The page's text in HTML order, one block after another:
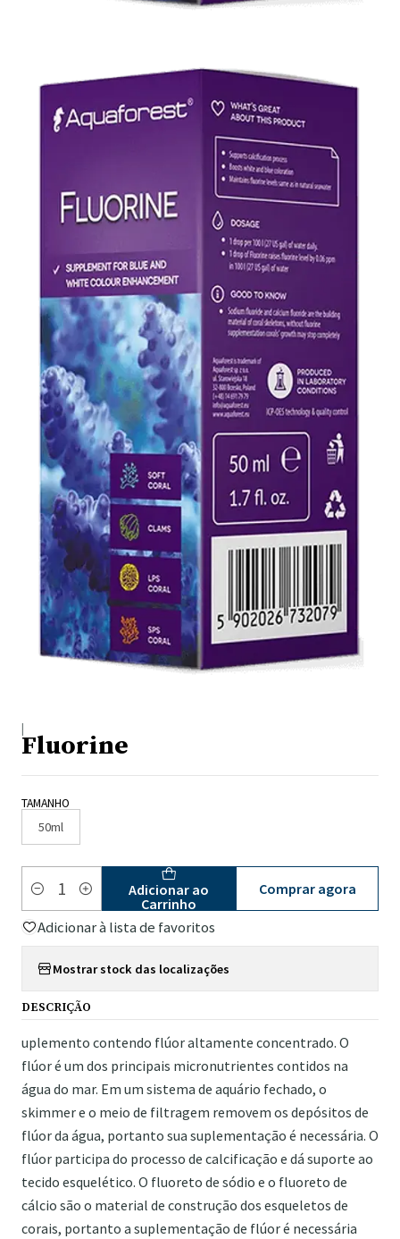
|
Fluorine
TAMANHO
50ml
Quantidade
Adicionar ao
Carrinho
Comprar agora
Adicionar à lista de favoritos
Mostrar stock das localizações
DESCRIÇÃO
uplemento contendo flúor altamente concentrado. O
flúor é um dos principais micronutrientes contidos na
água do mar. Em um sistema de aquário fechado, o
skimmer e o meio de filtragem removem os depósitos de
flúor da água, portanto sua suplementação é necessária. O
flúor participa do processo de calcificação e dá suporte ao
tecido esquelético. O fluoreto de sódio e o fluoreto de
cálcio são o material de construção dos esqueletos de
corais, portanto a suplementação de flúor é necessária